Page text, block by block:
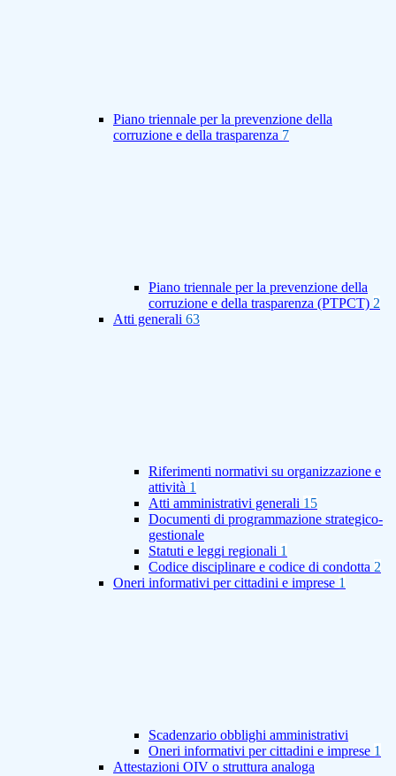
Piano triennale per la prevenzione della
corruzione e della trasparenza 7
Piano triennale per la prevenzione della
corruzione e della trasparenza (PTPCT) 2
Atti generali 63
Riferimenti normativi su organizzazione e
attività 1
Atti amministrativi generali 15
Documenti di programmazione strategico-
gestionale
Statuti e leggi regionali 1
Codice disciplinare e codice di condotta 2
Oneri informativi per cittadini e imprese 1
Scadenzario obblighi amministrativi
Oneri informativi per cittadini e imprese 1
Attestazioni OIV o struttura analoga